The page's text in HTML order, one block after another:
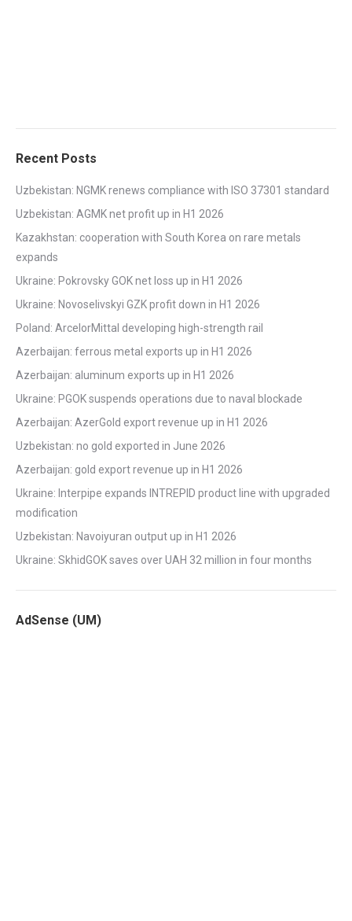
Recent Posts
Uzbekistan: NGMK renews compliance with ISO 37301 standard
Uzbekistan: AGMK net profit up in H1 2026
Kazakhstan: cooperation with South Korea on rare metals
expands
Ukraine: Pokrovsky GOK net loss up in H1 2026
Ukraine: Novoselivskyi GZK profit down in H1 2026
Poland: ArcelorMittal developing high-strength rail
Azerbaijan: ferrous metal exports up in H1 2026
Azerbaijan: aluminum exports up in H1 2026
Ukraine: PGOK suspends operations due to naval blockade
Azerbaijan: AzerGold export revenue up in H1 2026
Uzbekistan: no gold exported in June 2026
Azerbaijan: gold export revenue up in H1 2026
Ukraine: Interpipe expands INTREPID product line with upgraded
modification
Uzbekistan: Navoiyuran output up in H1 2026
Ukraine: SkhidGOK saves over UAH 32 million in four months
AdSense (UM)